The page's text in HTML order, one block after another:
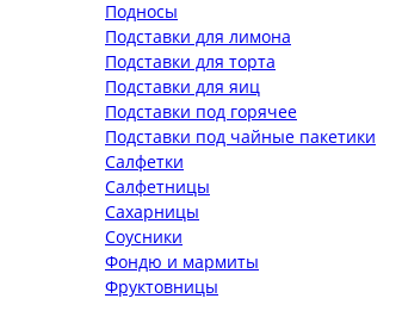
Подносы
Подставки для лимона
Подставки для торта
Подставки для яиц
Подставки под горячее
Подставки под чайные пакетики
Салфетки
Салфетницы
Сахарницы
Соусники
Фондю и мармиты
Фруктовницы